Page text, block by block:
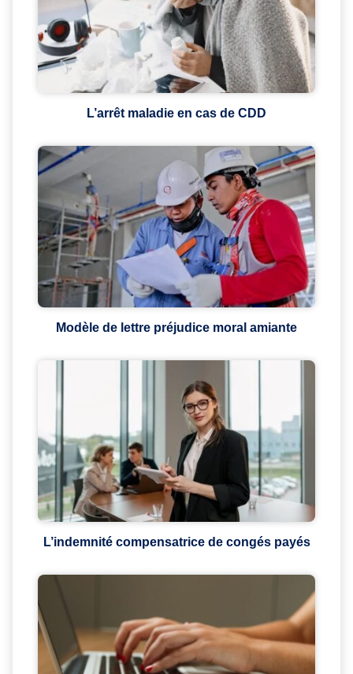
L’arrêt maladie en cas de CDD
Modèle de lettre préjudice moral amiante
L’indemnité compensatrice de congés payés